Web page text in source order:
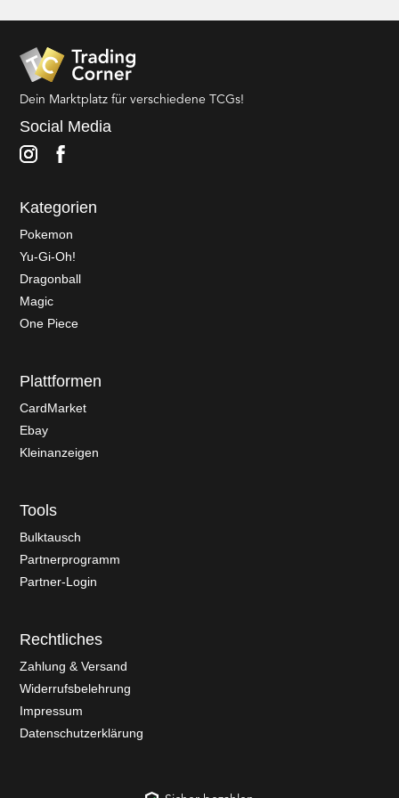
Dein Marktplatz für verschiedene TCGs!
Social Media
Kategorien
Pokemon
Yu-Gi-Oh!
Dragonball
Magic
One Piece
Plattformen
CardMarket
Ebay
Kleinanzeigen
Tools
Bulktausch
Partnerprogramm
Partner-Login
Rechtliches
Zahlung & Versand
Widerrufsbelehrung
Impressum
Datenschutzerklärung